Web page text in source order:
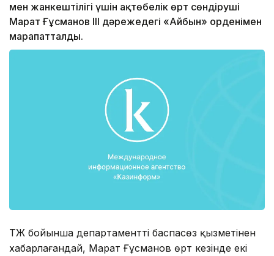
мен жанкештілігі үшін ақтөбелік өрт сөндіруші
Марат Ғұсманов ІІІ дәрежедегі «Айбын» орденімен
марапатталды.
ТЖ бойынша департаменттің баспасөз қызметінен
хабарлағандай, Марат Ғұсманов өрт кезінде екі